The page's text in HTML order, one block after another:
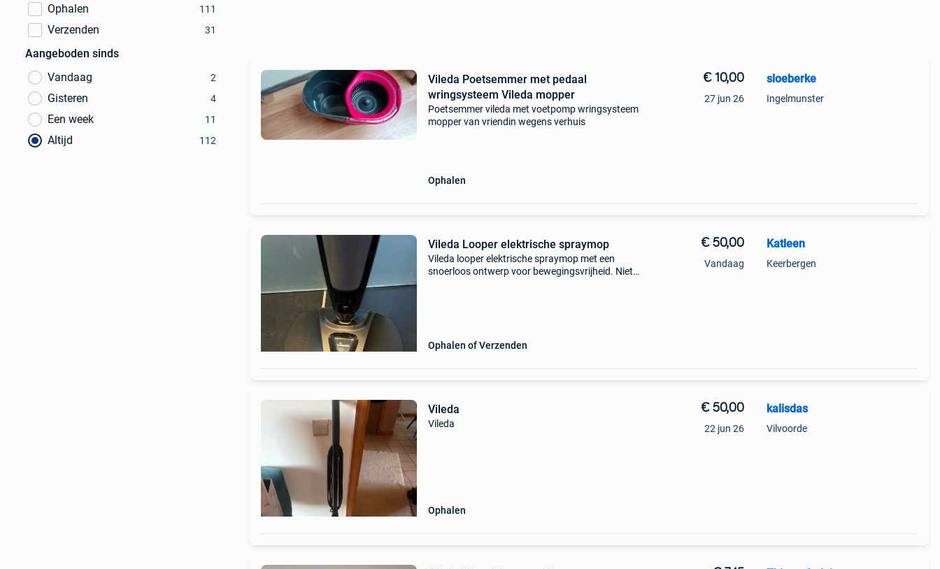
Ophalen
111
Verzenden 31
Aangeboden sinds
Vandaag
2
Gisteren 4
Een week 11
Altijd 112
Vileda Poetsemmer met pedaal
wringsysteem Vileda mopper
Poetsemmer vileda met voetpomp wringsysteem
mopper van vriendin wegens verhuis
Ophalen
€ 10,00
27 jun 26
sloeberke
Ingelmunster
Vileda Looper elektrische spraymop
Vileda looper elektrische spraymop met een
snoerloos ontwerp voor bewegingsvrijheid. Niet
Ophalen of Verzenden
€ 50,00
Vandaag
Katleen
Keerbergen
Vileda
Vileda
Ophalen
€ 50,00
22 jun 26
kalisdas
Vilvoorde